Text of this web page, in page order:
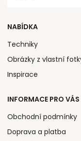
NABÍDKA
Techniky
Obrázky z vlastní
Inspirace
INFORMACE PRO VÁS
Obchodní podmínky
Doprava a platba